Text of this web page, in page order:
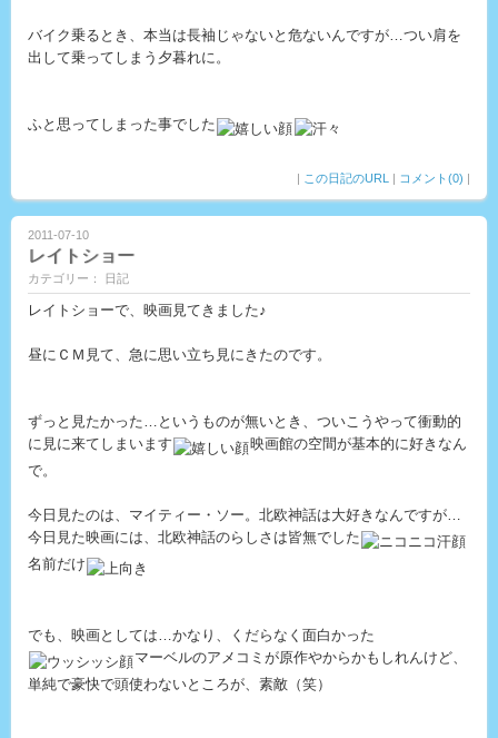
バイク乗るとき、本当は長袖じゃないと危ないんですが…つい肩を
出して乗ってしまう夕暮れに。
ふと思ってしまった事でした
| この日記のURL | コメント(0) |
2011-07-10
レイトショー
カテゴリー： 日記
レイトショーで、映画見てきました♪
昼にＣＭ見て、急に思い立ち見にきたのです。
ずっと見たかった…というものが無いとき、ついこうやって衝動的
に見に来てしまいます
映画館の空間が基本的に好きなん
で。
今日見たのは、マイティー・ソー。北欧神話は大好きなんですが…
今日見た映画には、北欧神話のらしさは皆無でした
名前だけ
でも、映画としては…かなり、くだらなく面白かった
マーベルのアメコミが原作やからかもしれんけど、
単純で豪快で頭使わないところが、素敵（笑）